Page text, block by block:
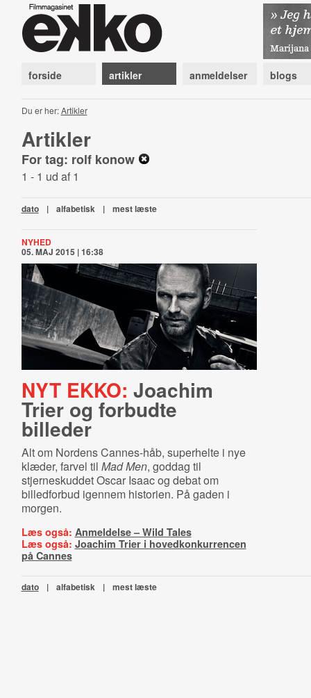
forside artikler anmeldelser blogs
Du er her:Artikler
Artikler
For tag: rolf konow
1 - 1 ud af 1
dato | alfabetisk | mest læste
NYHED
05. MAJ 2015 | 16:38
NYT EKKO: Joachim
Trier og forbudte
billeder
Alt om Nordens Cannes-håb, superhelte i nye
klæder, farvel til Mad Men, goddag til
stjerneskuddet Oscar Isaac og debat om
billedforbud igennem historien. På gaden i
morgen.
Læs også: Anmeldelse – Wild Tales
Læs også: Joachim Trier i hovedkonkurrencen
på Cannes
dato | alfabetisk | mest læste